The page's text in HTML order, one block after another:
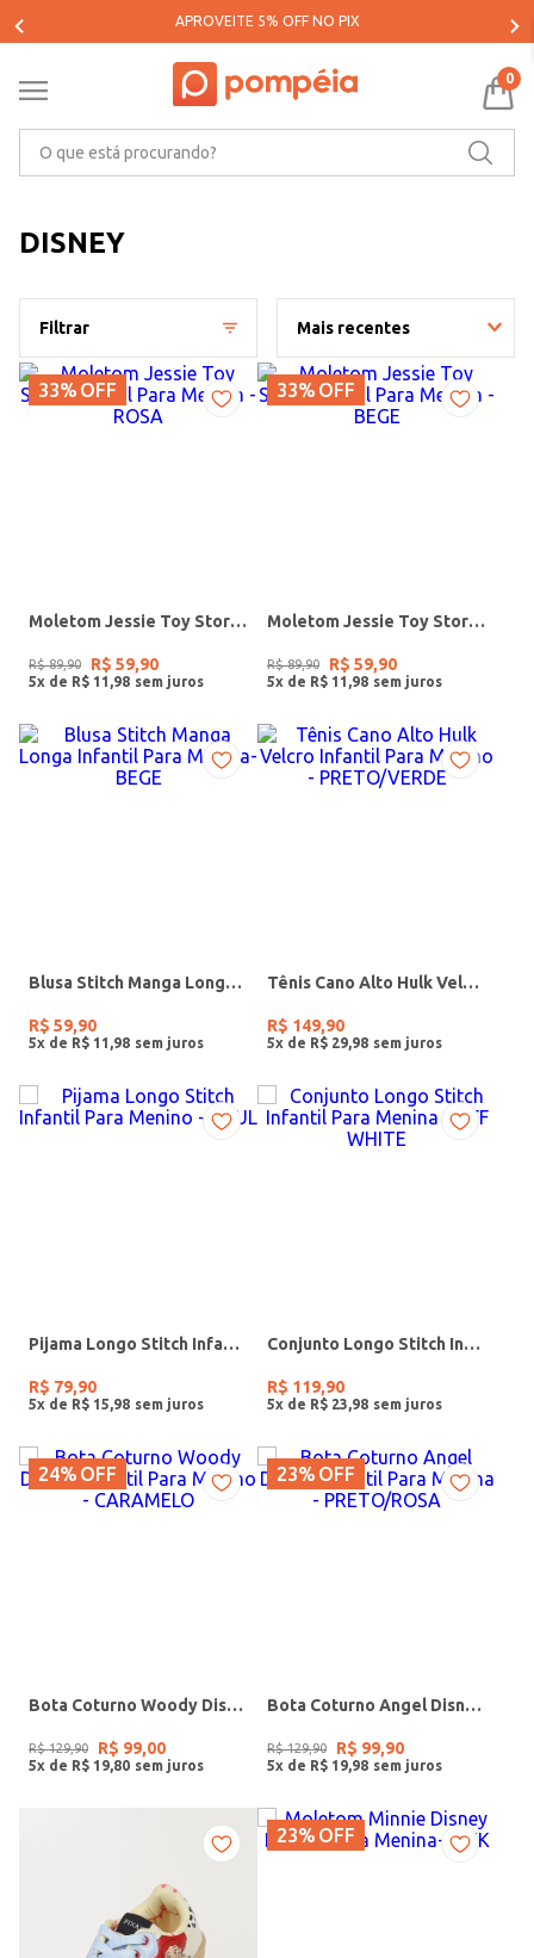
PARCELE SUAS COMPRAS EM ATÉ 5X SEM JUROS*
0
DISNEY
Filtrar Mais recentes
33% OFF
Moletom Jessie Toy Story Infantil Para Menina - ROSA
R$ 89,90 R$ 59,90
5x de R$ 11 98
33% OFF
Moletom Jessie Toy Story Infantil Para Menina - BEGE
R$ 89,90 R$ 59,90
5x de R$ 11 98
Blusa Stitch Manga Longa Infantil Para Menina- BEGE
R$ 59,90
5x de R$ 11 98
Tênis Cano Alto Hulk Velcro Infantil Para Menino - PRETO/VERDE
R$ 149,90
5x de R$ 29 98
Pijama Longo Stitch Infantil Para Menino - AZUL
R$ 79,90
5x de R$ 15 98
Conjunto Longo Stitch Infantil Para Menina - OFF WHITE
R$ 119,90
5x de R$ 23 98
24% OFF
Bota Coturno Woody Disney Infantil Para Menino - CARAMELO
R$ 129,90 R$ 99,00
5x de R$ 19 80
23% OFF
Bota Coturno Angel Disney Infantil Para Menina - PRETO/ROSA
R$ 129,90 R$ 99,90
5x de R$ 19 98
23% OFF